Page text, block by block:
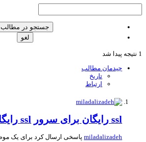
جستجو در مطالب
چیدمان مطالب
تاریخ
ارتباط
ssl رایگان برای سرور ssl رایگان
miladalizadehپاسخی ارسال کرد برای یک